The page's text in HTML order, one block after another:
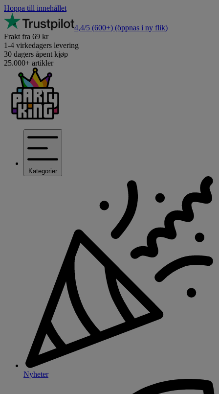
Hoppa till innehållet
4,4/5 (600+) (öppnas i ny flik)
Frakt fra 69 kr
1-4 virkedagers levering
30 dagers åpent kjøp
25.000+ artikler
Kategorier
Nyheter